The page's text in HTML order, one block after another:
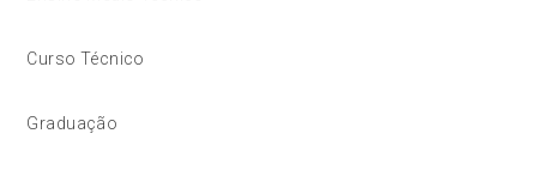
Curso Técnico
Graduação